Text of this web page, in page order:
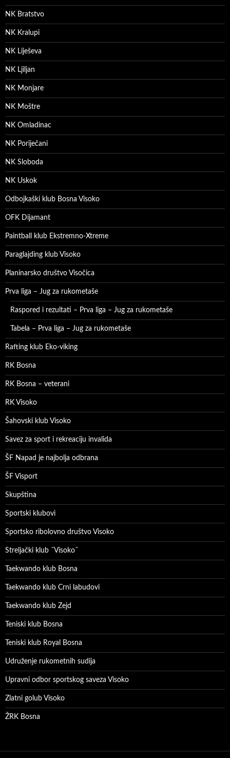
NK Bratstvo
NK Kralupi
NK Liješeva
NK Ljiljan
NK Monjare
NK Moštre
NK Omladinac
NK Poriječani
NK Sloboda
NK Uskok
Odbojkaški klub Bosna Visoko
OFK Dijamant
Paintball klub Ekstremno-Xtreme
Paraglajding klub Visoko
Planinarsko društvo Visočica
Prva liga – Jug za rukometaše
Raspored i rezultati – Prva liga – Jug za rukometaše
Tabela – Prva liga – Jug za rukometaše
Rafting klub Eko-viking
RK Bosna
RK Bosna – veterani
RK Visoko
Šahovski klub Visoko
Savez za sport i rekreaciju invalida
ŠF Napad je najbolja odbrana
ŠF Visport
Skupština
Sportski klubovi
Sportsko ribolovno društvo Visoko
Streljački klub ˝Visoko˝
Taekwando klub Bosna
Taekwando klub Crni labudovi
Taekwando klub Zejd
Teniski klub Bosna
Teniski klub Royal Bosna
Udruženje rukometnih sudija
Upravni odbor sportskog saveza Visoko
Zlatni golub Visoko
ŽRK Bosna